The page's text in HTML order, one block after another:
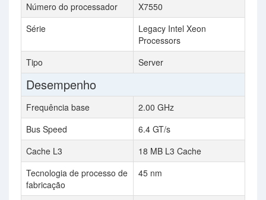
Número do processador
X7550
Série
Legacy Intel Xeon
Processors
Tipo
Server
Desempenho
Frequência base
2.00 GHz
Bus Speed
6.4 GT/s
Cache L3
18 MB L3 Cache
Tecnologia de processo de
fabricação
45 nm